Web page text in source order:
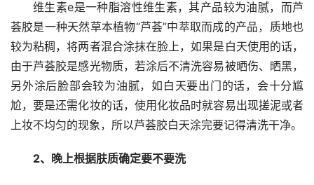
维生素e是一种脂溶性维生素，其产品较为油腻，而芦
荟胶是一种天然草本植物“芦荟”中萃取而成的产品，质地也
较为粘稠，将两者混合涂抹在脸上，如果是白天使用的话，
由于芦荟胶是感光物质，若涂后不清洗容易被晒伤、晒黑，
另外涂后脸部会较为油腻，如白天要出门的话，会十分尴
尬，要是还需化妆的话，使用化妆品时就容易出现搓泥或者
上妆不均匀的现象，所以芦荟胶白天涂完要记得清洗干净。
2、晚上根据肤质确定要不要洗